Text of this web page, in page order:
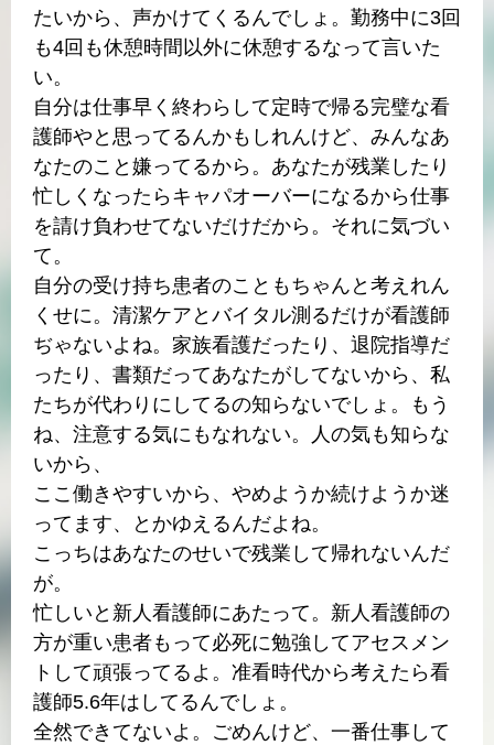
たいから、声かけてくるんでしょ。勤務中に3回
も4回も休憩時間以外に休憩するなって言いた
い。
自分は仕事早く終わらして定時で帰る完璧な看
護師やと思ってるんかもしれんけど、みんなあ
なたのこと嫌ってるから。あなたが残業したり
忙しくなったらキャパオーバーになるから仕事
を請け負わせてないだけだから。それに気づい
て。
自分の受け持ち患者のこともちゃんと考えれん
くせに。清潔ケアとバイタル測るだけが看護師
ぢゃないよね。家族看護だったり、退院指導だ
ったり、書類だってあなたがしてないから、私
たちが代わりにしてるの知らないでしょ。もう
ね、注意する気にもなれない。人の気も知らな
いから、
ここ働きやすいから、やめようか続けようか迷
ってます、とかゆえるんだよね。
こっちはあなたのせいで残業して帰れないんだ
が。
忙しいと新人看護師にあたって。新人看護師の
方が重い患者もって必死に勉強してアセスメン
トして頑張ってるよ。准看時代から考えたら看
護師5.6年はしてるんでしょ。
全然できてないよ。ごめんけど、一番仕事して